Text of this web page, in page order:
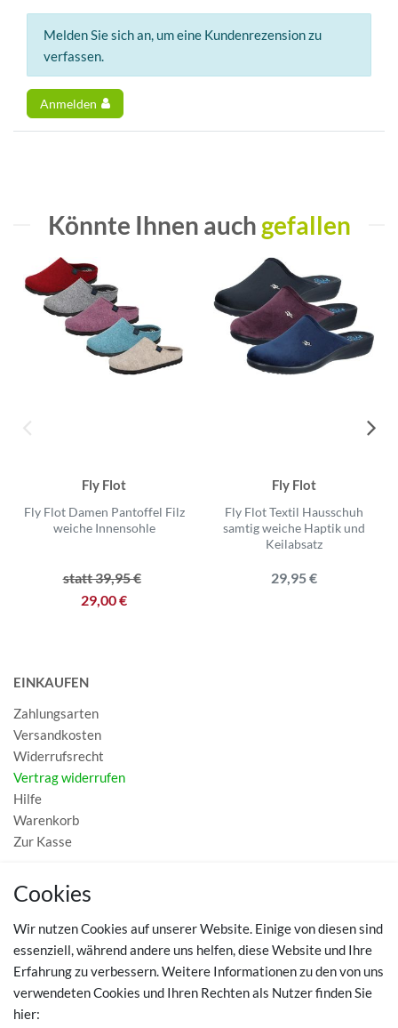
Melden Sie sich an, um eine Kundenrezension zu
verfassen.
Anmelden
Könnte Ihnen auch gefallen
Fly Flot
Fly Flot Damen Pantoffel Filz
weiche Innensohle
statt 39,95 €
29,00 €
Fly Flot
Fly Flot Textil Hausschuh
samtig weiche Haptik und
Keilabsatz
29,95 €
EINKAUFEN
Zahlungsarten
Versandkosten
Widerrufsrecht
Vertrag widerrufen
Hilfe
Warenkorb
Zur Kasse
MEIN KONTO
TOP SCHUHTHEMEN
Hausschuhe - Bequeme Schuhe für zuhause
Cookies
Wir nutzen Cookies auf unserer Website. Einige von diesen sind
essenziell, während andere uns helfen, diese Website und Ihre
Erfahrung zu verbessern. Weitere Informationen zu den von uns
verwendeten Cookies und Ihren Rechten als Nutzer finden Sie
hier: